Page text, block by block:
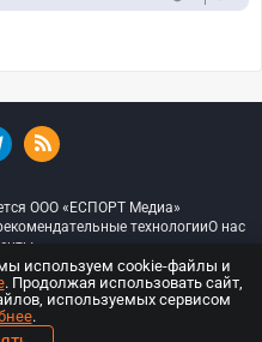
ООО «ЕСПОРТ Медиа»
технологииО нас
Все права защищены
используем cookie-файлы и
. Продолжая использовать сайт,
используемых сервисом
.